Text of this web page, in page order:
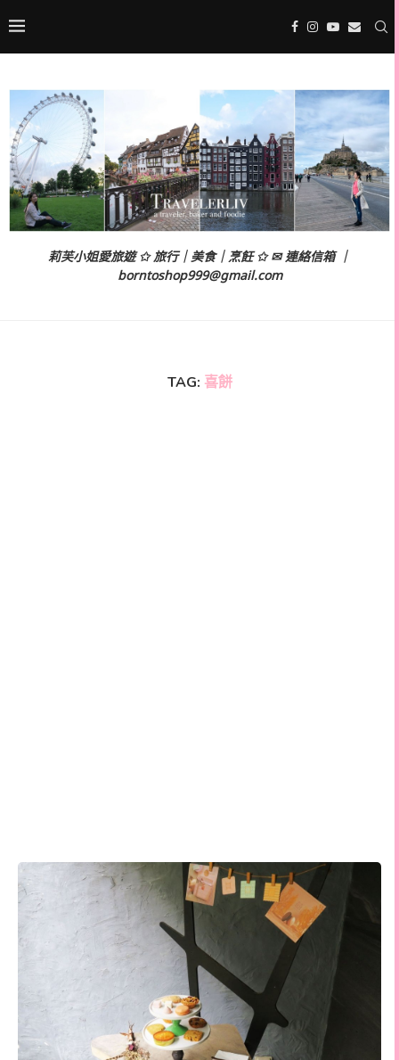
莉芙小姐愛旅遊 ✩ 旅行｜美食｜烹飪 ✩ ✉ 連絡信箱 ｜
borntoshop999@gmail.com
TAG: 喜餅